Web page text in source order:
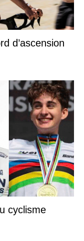
d’ascension
cyclisme